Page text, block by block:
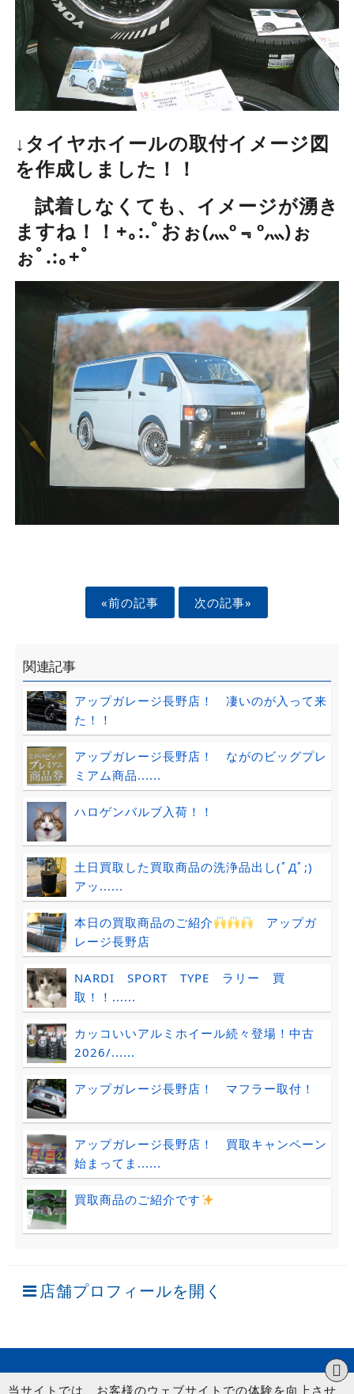
↓タイヤホイールの取付イメージ図
を作成しました！！
試着しなくても、イメージが湧き
ますね！！ +｡:.ﾟおぉ(灬º﹃ º灬)ぉ
ぉﾟ.:｡+ﾟ
«前の記事 次の記事»
関連記事
アップガレージ長野店！ 凄いのが入って来
た！！
アップガレージ長野店！ ながのビッグプレ
ミアム商品......
ハロゲンバルブ入荷！！
土日買取した買取商品の洗浄品出し(ﾟДﾟ;)
アッ......
本日の買取商品のご紹介
アップガ
レージ長野店
NARDI SPORT TYPE ラリー 買
取！！......
カッコいいアルミホイール続々登場！中古
2026/......
アップガレージ長野店！ マフラー取付！
アップガレージ長野店！ 買取キャンペーン
始まってま......
買取商品のご紹介です
店舗プロフィールを開く
当サイトでは、お客様のウェブサイトでの体験を向上させ